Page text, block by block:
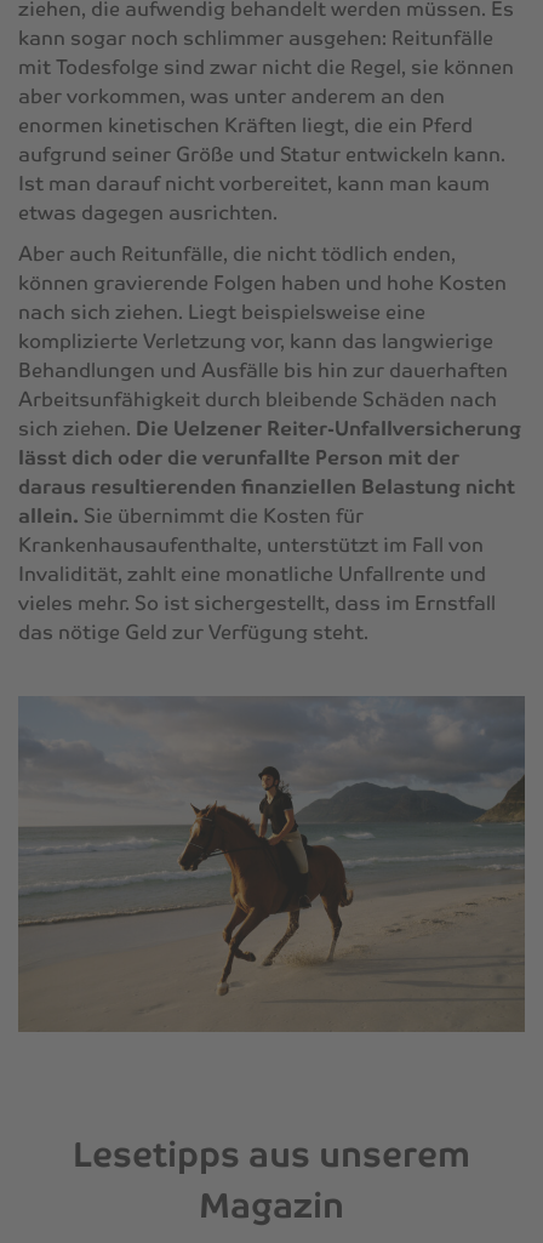
ziehen, die aufwendig behandelt werden müssen. Es
kann sogar noch schlimmer ausgehen: Reitunfälle
mit Todesfolge sind zwar nicht die Regel, sie können
aber vorkommen, was unter anderem an den
enormen kinetischen Kräften liegt, die ein Pferd
aufgrund seiner Größe und Statur entwickeln kann.
Ist man darauf nicht vorbereitet, kann man kaum
etwas dagegen ausrichten.
Aber auch Reitunfälle, die nicht tödlich enden,
können gravierende Folgen haben und hohe Kosten
nach sich ziehen. Liegt beispielsweise eine
komplizierte Verletzung vor, kann das langwierige
Behandlungen und Ausfälle bis hin zur dauerhaften
Arbeitsunfähigkeit durch bleibende Schäden nach
sich ziehen. Die Uelzener Reiter-Unfallversicherung
lässt dich oder die verunfallte Person mit der
daraus resultierenden finanziellen Belastung nicht
allein. Sie übernimmt die Kosten für
Krankenhausaufenthalte, unterstützt im Fall von
Invalidität, zahlt eine monatliche Unfallrente und
vieles mehr. So ist sichergestellt, dass im Ernstfall
das nötige Geld zur Verfügung steht.
Lesetipps aus unserem
Magazin